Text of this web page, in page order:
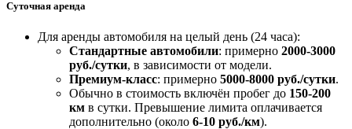
Суточная аренда
Для аренды автомобиля на целый день (24 часа):
Стандартные автомобили: примерно 2000-3000
руб./сутки, в зависимости от модели.
Премиум-класс: примерно 5000-8000 руб./сутки.
Обычно в стоимость включён пробег до 150-200
км в сутки. Превышение лимита оплачивается
дополнительно (около 6-10 руб./км).